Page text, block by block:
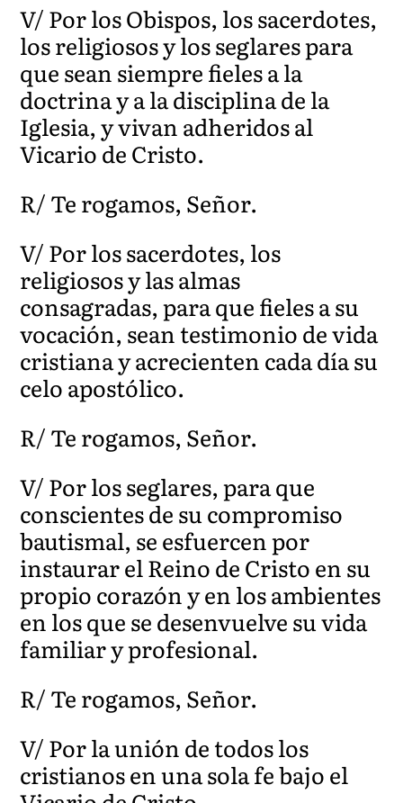
V/ Por los Obispos, los sacerdotes,
los religiosos y los seglares para
que sean siempre fieles a la
doctrina y a la disciplina de la
Iglesia, y vivan adheridos al
Vicario de Cristo.
R/ Te rogamos, Señor.
V/ Por los sacerdotes, los
religiosos y las almas
consagradas, para que fieles a su
vocación, sean testimonio de vida
cristiana y acrecienten cada día su
celo apostólico.
R/ Te rogamos, Señor.
V/ Por los seglares, para que
conscientes de su compromiso
bautismal, se esfuercen por
instaurar el Reino de Cristo en su
propio corazón y en los ambientes
en los que se desenvuelve su vida
familiar y profesional.
R/ Te rogamos, Señor.
V/ Por la unión de todos los
cristianos en una sola fe bajo el